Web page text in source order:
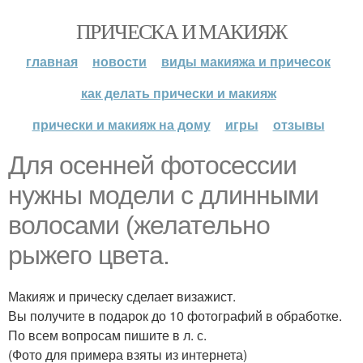
ПРИЧЕСКА И МАКИЯЖ
главная новости
виды макияжа и причесок
как делать прически и макияж
прически и макияж на дому
игры отзывы
Для осенней фотосессии
нужны модели с длинными
волосами (желательно
рыжего цвета.
Макияж и прическу сделает визажист.
Вы получите в подарок до 10 фотографий в обработке.
По всем вопросам пишите в л. с.
(Фото для примера взяты из интернета)